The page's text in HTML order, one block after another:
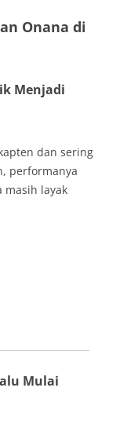
Onana di
Menjadi
dan sering
performanya
masih layak
Mulai